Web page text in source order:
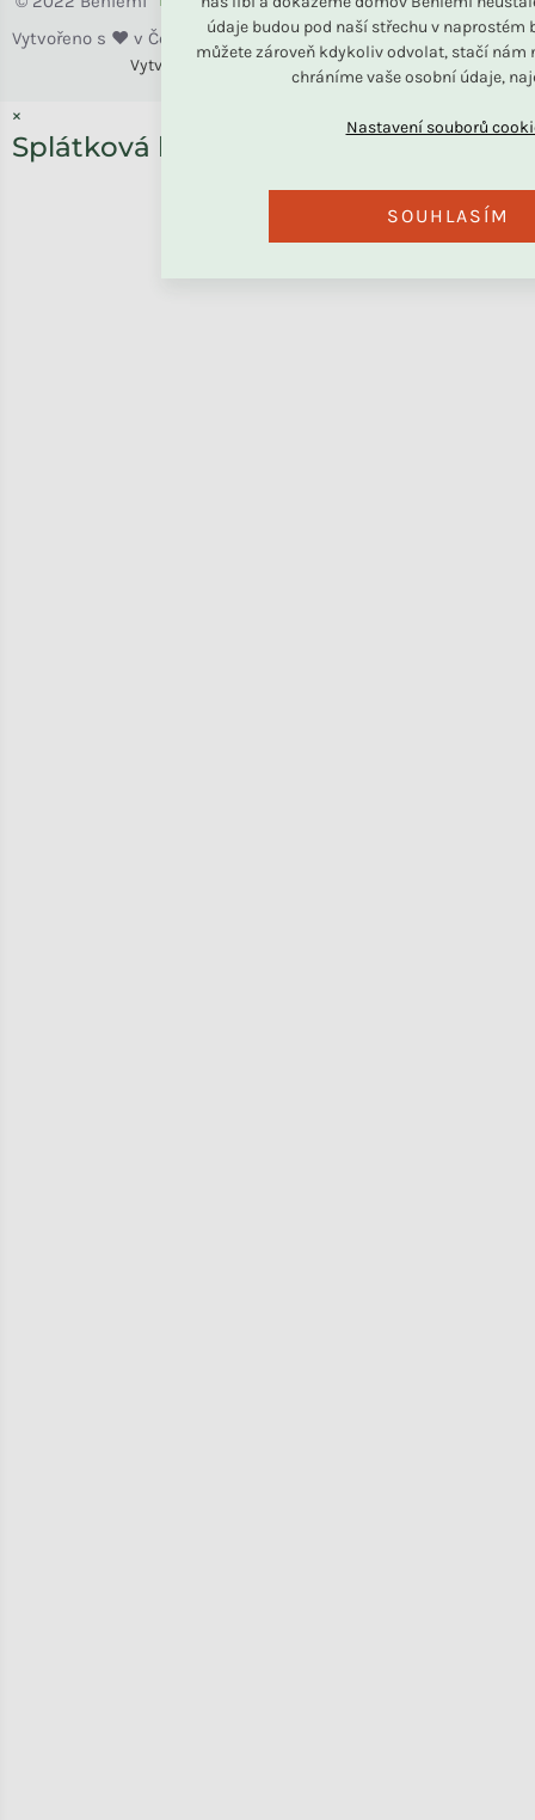
údaje budou pod naší střechu v naprostém
můžete zároveň kdykoliv odvolat, stačí nám
chráníme vaše osobní údaje,
SOUHLASÍM
Vytvořili Benlemi & Shoptet
×
Splátková kalkulačka ESSOX